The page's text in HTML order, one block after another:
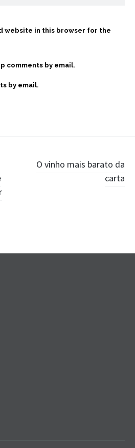
website in this browser for the
comments by email.
by email.
O vinho mais barato da
carta